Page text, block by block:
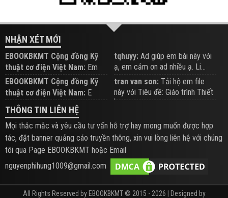
NHẬN XÉT MỚI
EBOOKBKMT Cộng đồng Kỹ
thuật cơ điện Việt Nam: Em
đăng trên Group hỗ trợ nhé
tqhuyy: Ad giúp em bài này với
ạ, em cảm ơn ad nhiều ạ. Li...
EBOOKBKMT Cộng đồng Kỹ
thuật cơ điện Việt Nam: E
xem hỗ trợ trên Group
tran van son: Tải hộ em file
này với Tiêu đề: Giáo trình Thiết
b...
THÔNG TIN LIÊN HỆ
Mọi thắc mắc và yêu cầu tư vấn hỗ trợ hay mong muốn được hợp
tác, đặt banner quảng cáo truyền thông, xin vui lòng liên hệ với chúng
tôi qua Page EBOOKBKMT hoặc Email
nguyenphihung1009@gmail.com
All Rights Reserved by EBOOKBKMT © 2015 - 2026 | Designed by